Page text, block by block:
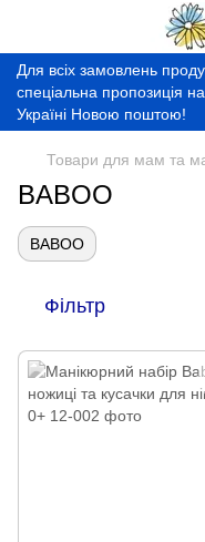
Для всіх замовлень
спеціальна
Україні Новою поштою!
Товари для мам та
BABOO
BABOO
Фільтр